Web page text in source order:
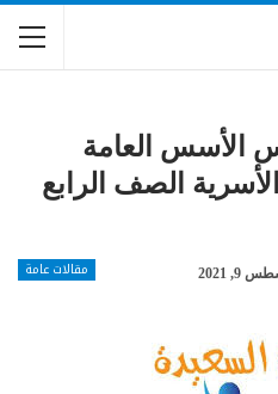
الأسس العامة
الصف الرابع
مقالات عامة 9, 2021